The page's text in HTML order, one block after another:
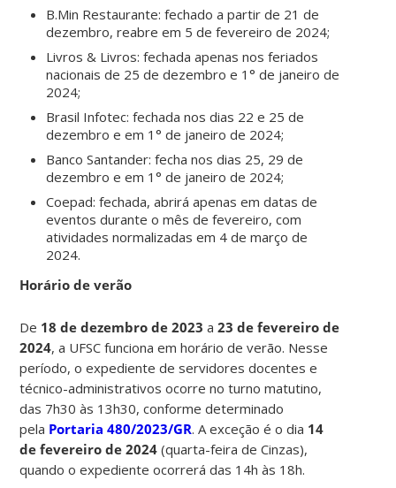
B.Min Restaurante: fechado a partir de 21 de
dezembro, reabre em 5 de fevereiro de 2024;
Livros & Livros: fechada apenas nos feriados
nacionais de 25 de dezembro e 1° de janeiro de
2024;
Brasil Infotec: fechada nos dias 22 e 25 de
dezembro e em 1° de janeiro de 2024;
Banco Santander: fecha nos dias 25, 29 de
dezembro e em 1° de janeiro de 2024;
Coepad: fechada, abrirá apenas em datas de
eventos durante o mês de fevereiro, com
atividades normalizadas em 4 de março de
2024.
Horário de verão
De 18 de dezembro de 2023 a23 de fevereiro de
2024, a UFSC funciona em horário de verão. Nesse
período, o expediente de servidores docentes e
técnico-administrativos ocorre no turno matutino,
das 7h30 às 13h30, conforme determinado
pela Portaria 480/2023/GR. A exceção é o dia 14
de fevereiro de 2024 (quarta-feira de Cinzas),
quando o expediente ocorrerá das 14h às 18h.